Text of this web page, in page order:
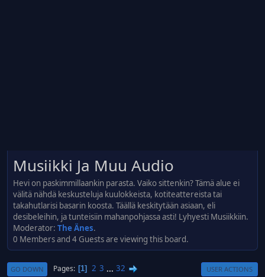
Musiikki Ja Muu Audio
Hevi on paskimmillaankin parasta. Vaiko sittenkin? Tämä alue ei
välitä nähdä keskusteluja kuulokkeista, kotiteattereista tai
takahutlarisi basarin koosta. Täällä keskitytään asiaan, eli
desibeleihin, ja tunteisiin mahanpohjassa asti! Lyhyesti Musiikkiin.
Moderator: The Änes.
0 Members and 4 Guests are viewing this board.
GO DOWN Pages 1 2 3 ... 32 USER ACTIONS